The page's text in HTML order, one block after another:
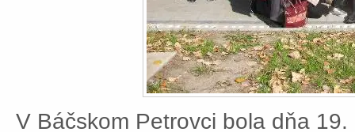
V Báčskom Petrovci bola dňa